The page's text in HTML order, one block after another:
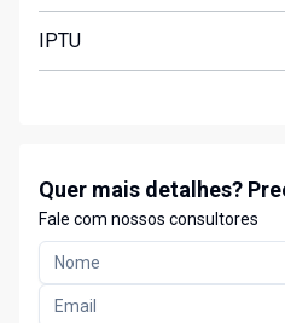
IPTU
Quer mais detalhes?
Fale com nossos consultores